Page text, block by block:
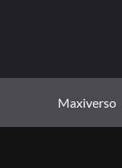
Maxiverso